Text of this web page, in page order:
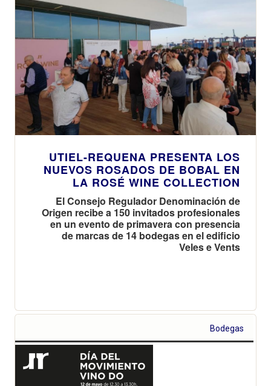
UTIEL-REQUENA PRESENTA LOS
NUEVOS ROSADOS DE BOBAL EN
LA ROSÉ WINE COLLECTION
El Consejo Regulador Denominación de
Origen recibe a 150 invitados profesionales
en un evento de primavera con presencia
de marcas de 14 bodegas en el edificio
Veles e Vents
Bodegas